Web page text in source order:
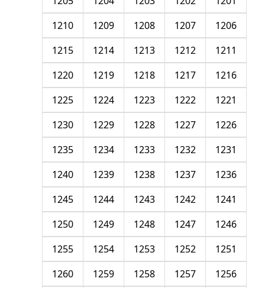
1206
1207
1208
1209
1210
1211
1212
1213
1214
1215
1216
1217
1218
1219
1220
1221
1222
1223
1224
1225
1226
1227
1228
1229
1230
1231
1232
1233
1234
1235
1236
1237
1238
1239
1240
1241
1242
1243
1244
1245
1246
1247
1248
1249
1250
1251
1252
1253
1254
1255
1256
1257
1258
1259
1260